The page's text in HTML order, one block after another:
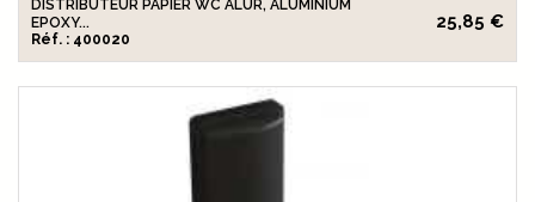
DISTRIBUTEUR PAPIER WC ALUR, ALUMINIUM
EPOXY...
Réf. : 400020
25,85 €